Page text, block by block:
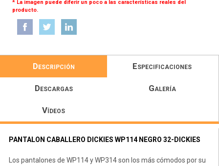
* La imagen puede diferir un poco a las características reales del
producto.
Descripción Especificaciones
Descargas Galería
Vídeos
PANTALON CABALLERO DICKIES WP114 NEGRO 32-DICKIES
Los pantalones de WP114 y WP314 son los más cómodos por su